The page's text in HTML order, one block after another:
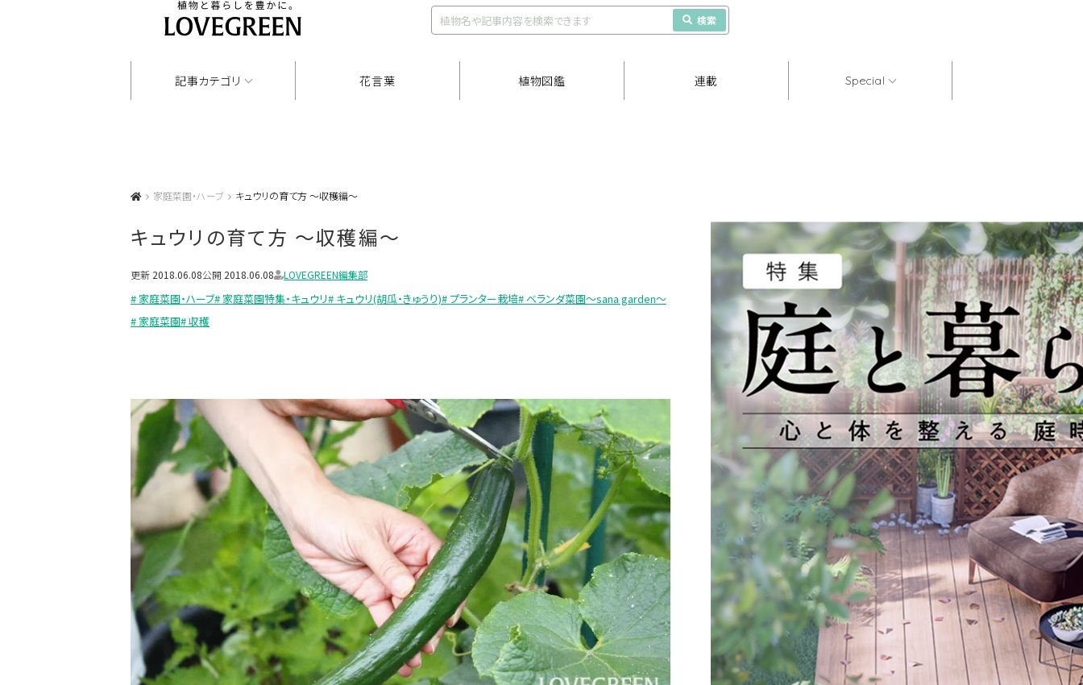
検索
記事カテゴリ 花言葉 植物図鑑 連載 Special
家庭菜園・ハーブ キュウリの育て方 〜収穫編〜
キュウリの育て方 〜収穫編〜
更新 2018.06.08公開 2018.06.08 LOVEGREEN編集部
# 家庭菜園・ハーブ# 家庭菜園特集・キュウリ# キュウリ(胡瓜・きゅうり)# プランター栽培# ベランダ菜園～sana garden～
# 家庭菜園# 収穫